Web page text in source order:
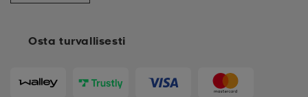
Osta turvallisesti